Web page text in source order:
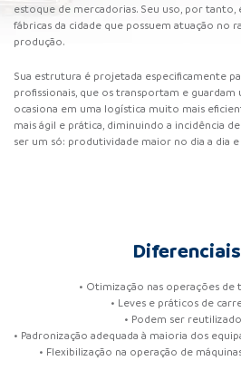
estoque de mercadorias. Seu uso, por tanto,
fábricas da cidade que possuem atuação no
produção.
Sua estrutura é projetada especificamente
profissionais, que os transportam e guardam
ocasiona em uma logística muito mais
mais ágil e prática, diminuindo a incidência
ser um só: produtividade maior no dia a dia
Diferenciais
• Otimização nas operações de
• Leves e práticos de
• Podem ser
• Padronização adequada à maioria dos
• Flexibilização na operação de